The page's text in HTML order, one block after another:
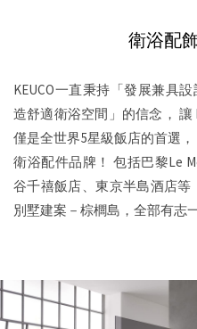
衛浴配
KEUCO一直秉持「發展兼具
造舒適衛浴空間」的信念， 讓
僅是全世界5星級飯店的首選，
衛浴配件品牌！ 包括巴黎Le
谷千禧飯店、東京半島酒店等
別墅建案－棕櫚島，全部有志